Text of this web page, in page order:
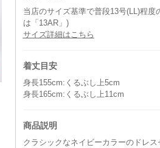
当店のサイズ基準で普段13号(LL)程
は「13AR」)
サイズ詳細はこちら
着丈目安
身長155cm:くるぶし上5cm
身長165cm:くるぶし上11cm
商品説明
クラシックなネイビーカラーのドレス